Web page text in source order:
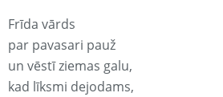
Frīda vārds
par pavasari pauž
un vēstī ziemas galu,
kad līksmi dejodams,